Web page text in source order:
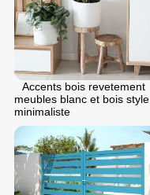
Accents bois revetement
meubles blanc et bois style
minimaliste